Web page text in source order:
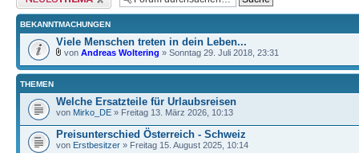
BEKANNTMACHUNGEN
Viele Menschen treten in dein Leben...
von Andreas Woltering » Sonntag 29. Juli 2018, 23:31
THEMEN
Welche Ersatzteile für Urlaubsreisen
von Mirko_DE » Freitag 13. März 2026, 10:13
Preisunterschied Österreich - Schweiz
von Erstbesitzer » Freitag 15. August 2025, 10:14